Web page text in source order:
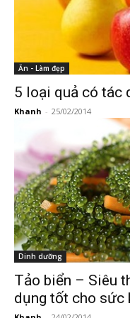
Ăn - Làm đẹp
5 loại quả có tác
Khanh - 25/02/2014
Dinh dưỡng
Tảo biển – Siêu
dụng tốt cho sức